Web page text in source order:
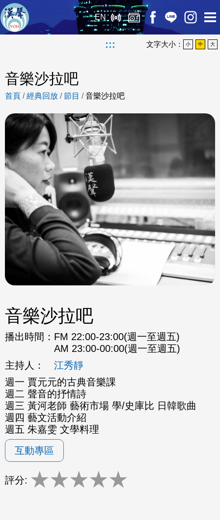
EN
::: 文字大小： 小 中 大
音樂沙拉吧
首頁 /經典回放 /節目 /音樂沙拉吧
音樂沙拉吧
播出時間： FM 22:00-23:00(週一至週五)
AM 23:00-00:00(週一至週五)
主持人：
江秀靜
週一 賈元元的古典音樂課
週二 聲音的抒情詩
週三 黃河老師 藝術市場 學/史庫比 日韓歌曲
週四 藝文活動介紹
週五 朱嘉雯 文學料理
互動專區
評分: ★★★★★